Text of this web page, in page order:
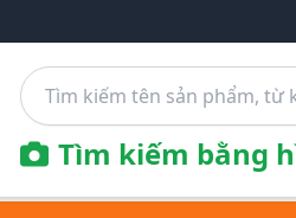
Tìm kiếm bằng